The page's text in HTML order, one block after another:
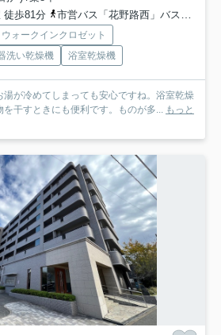
徒歩81分
市営バス「花野路西」バス停下車 徒歩2分
ウォークインクロゼット
洗い乾燥機 浴室乾燥機
が冷めてしまっても安心ですね。浴室乾燥
干すときにも便利です。ものが多... もっと